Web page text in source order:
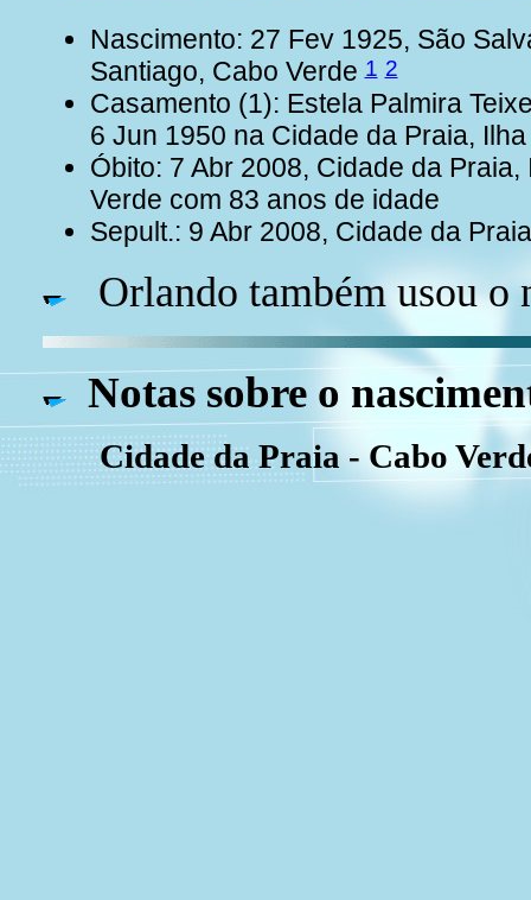
Nascimento: 27 Fev 1925, São
Santiago, Cabo Verde1 2
Casamento (1): Estela Palmira
6 Jun 1950 na Cidade da Praia,
Óbito: 7 Abr 2008, Cidade da
Verde com 83 anos de idade
Sepult.: 9 Abr 2008, Cidade da
Orlando também usou o
Notas sobre o
Cidade da Praia - Cabo